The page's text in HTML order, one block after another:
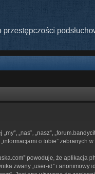
„nas”, „nasz”,
o tobie” zebranych
powoduje, że aplikacja
zwany „user-id” i